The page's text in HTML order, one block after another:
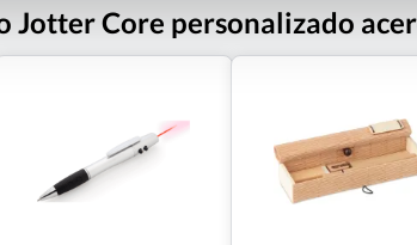
Core personalizado